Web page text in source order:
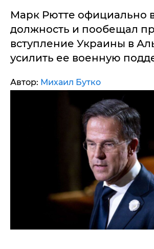
Марк Рютте официально
должность и пообещал
вступление Украины в
усилить ее военную
Автор: Михаил Бутко